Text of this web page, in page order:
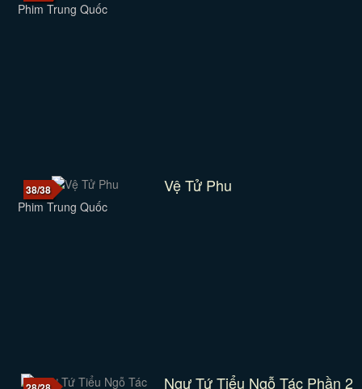
Phim Trung Quốc
38/38 Vệ Tử Phu
Phim Trung Quốc
Ngự Tứ Tiểu Ngỗ Tác Phần 2